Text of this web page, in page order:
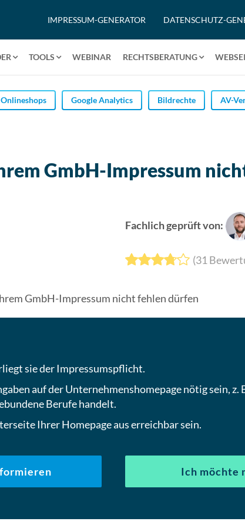
IMPRESSUM-GENERATOR DATENSCHUTZ-
TOOLS WEBINAR RECHTSBERATUNG
Onlineshops Google Analytics Bildrechte AV-
GmbH-Impressum
Fachlich geprüft von:
(31
GmbH-Impressum nicht fehlen dürfen
sie der Impressumspflicht.
auf der Unternehmenshomepage nötig sein, z.
Berufe handelt.
Ihrer Homepage aus erreichbar sein.
Ich möchte